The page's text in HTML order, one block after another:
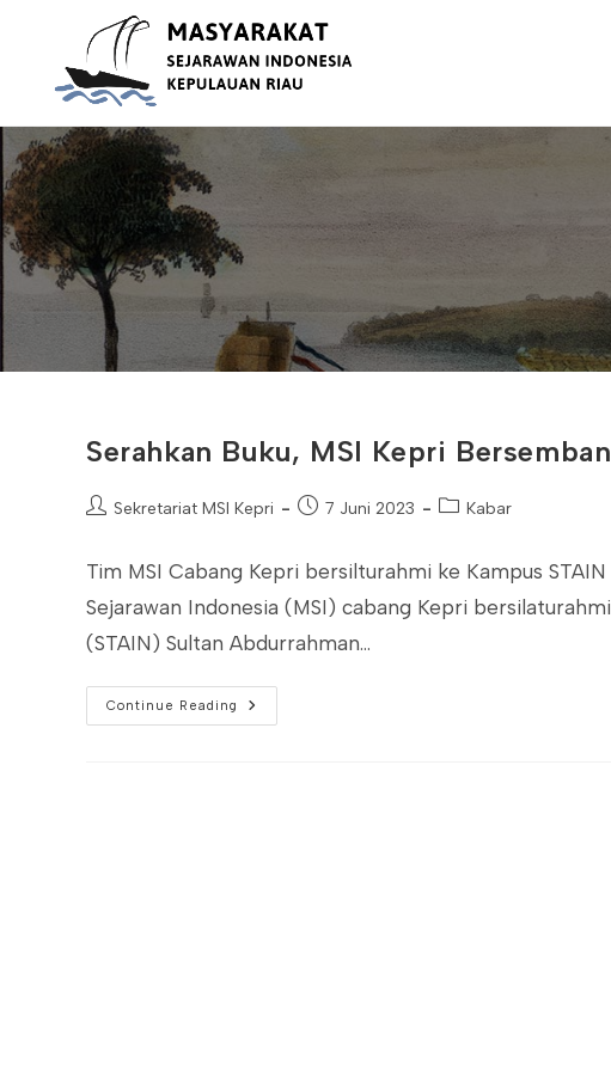
Serahkan Buku, MSI Kepri
PostSekretariat MSI Kepri
Post7 Juni 2023
PostKabar
Tim MSI Cabang Kepri bersilturahmi ke Kampus
Sejarawan Indonesia (MSI) cabang Kepri
(STAIN) Sultan Abdurrahman…
Continue Reading
Serahkan
Buku,